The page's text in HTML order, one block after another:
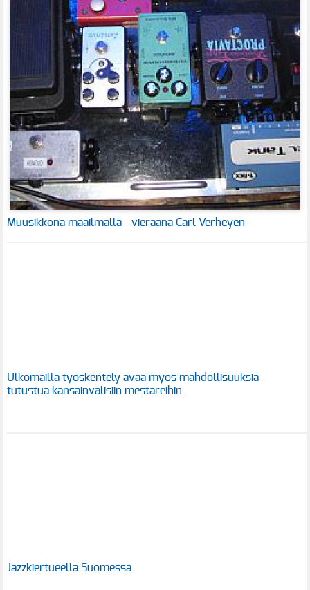
Muusikkona maailmalla - vieraana Carl Verheyen
Ulkomailla työskentely avaa myös mahdollisuuksia
tutustua kansainvälisiin mestareihin.
Jazzkiertueella Suomessa